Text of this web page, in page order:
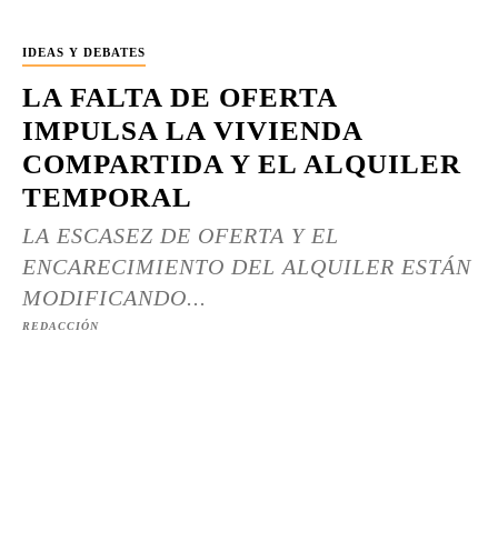
IDEAS Y DEBATES
LA FALTA DE OFERTA
IMPULSA LA VIVIENDA
COMPARTIDA Y EL ALQUILER
TEMPORAL
LA ESCASEZ DE OFERTA Y EL
ENCARECIMIENTO DEL ALQUILER ESTÁN
MODIFICANDO...
REDACCIÓN